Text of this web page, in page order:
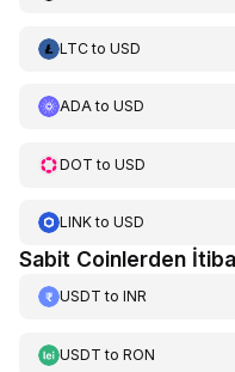
LTCto USD
ADAto USD
DOT to USD
LINKto USD
Sabit Coinlerden
USDT to INR
USDT to RON